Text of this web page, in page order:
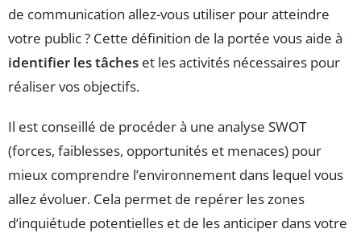
de communication allez-vous utiliser pour atteindre
votre public ? Cette définition de la portée vous aide à
identifier les tâches et les activités nécessaires pour
réaliser vos objectifs.
Il est conseillé de procéder à une analyse SWOT
(forces, faiblesses, opportunités et menaces) pour
mieux comprendre l’environnement dans lequel vous
allez évoluer. Cela permet de repérer les zones
d’inquiétude potentielles et de les anticiper dans votre